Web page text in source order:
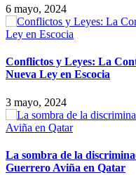
6 mayo, 2024
Conflictos y Leyes: La
Nueva Ley en Escocia
3 mayo, 2024
La sombra de la
Guerrero Aviña en Qatar